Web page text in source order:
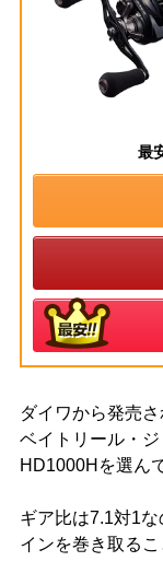
最
ダイワから発売
ベイトリール・ジ
HD1000Hを選ん
ギア比は7.1対1
インを巻き取る